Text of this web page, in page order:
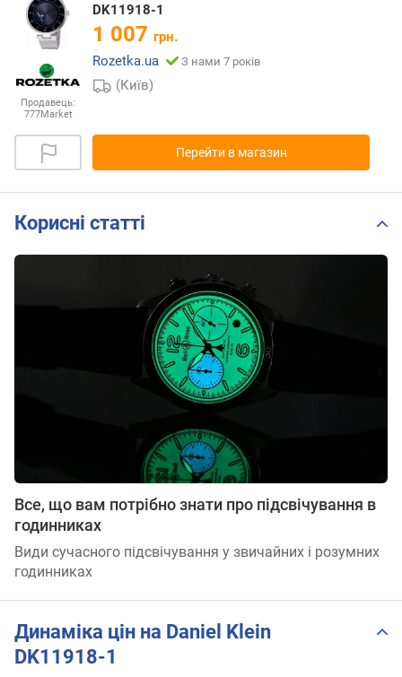
Продавець:
777Market
DK11918-1
1 007 грн.
Rozetka.ua
З нами 7 років
(Київ)
Перейти в магазин
Корисні статті
Все, що вам потрібно знати про підсвічування в
годинниках
Види сучасного підсвічування у звичайних і розумних
годинниках
Динаміка цін на Daniel Klein
DK11918-1